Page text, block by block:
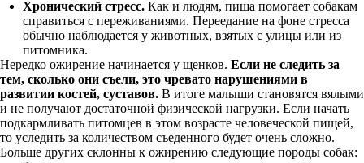
Хронический стресс. Как и людям, пища помогает собакам
справиться с переживаниями. Переедание на фоне стресса
обычно наблюдается у животных, взятых с улицы или из
питомника.
Нередко ожирение начинается у щенков. Если не следить за
тем, сколько они съели, это чревато нарушениями в
развитии костей, суставов. В итоге малыши становятся вялыми
и не получают достаточной физической нагрузки. Если начать
подкармливать питомцев в этом возрасте человеческой пищей,
то уследить за количеством съеденного будет очень сложно.
Больше других склонны к ожирению следующие породы собак: